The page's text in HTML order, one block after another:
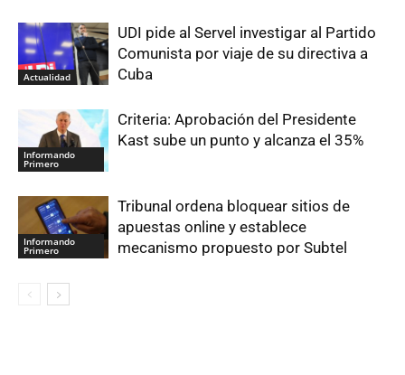
Actualidad
UDI pide al Servel investigar al Partido
Comunista por viaje de su directiva a
Cuba
Informando
Primero
Criteria: Aprobación del Presidente
Kast sube un punto y alcanza el 35%
Informando
Primero
Tribunal ordena bloquear sitios de
apuestas online y establece
mecanismo propuesto por Subtel